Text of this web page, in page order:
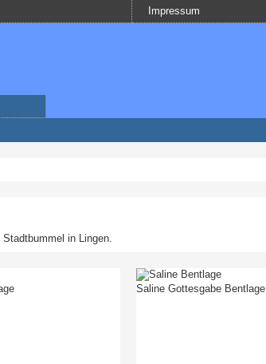
Impressum
in Lingen.
Saline Gottesgabe Bentlage